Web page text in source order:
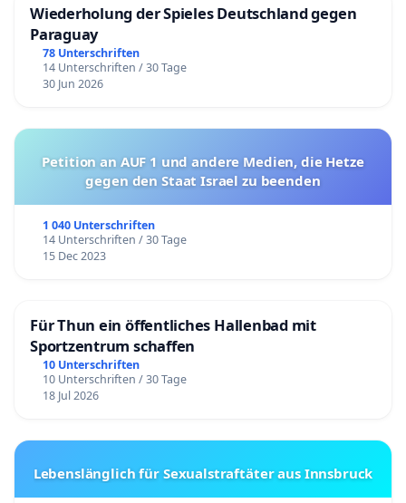
Wiederholung der Spieles Deutschland gegen
Paraguay
78 Unterschriften
14 Unterschriften / 30 Tage
30 Jun 2026
Petition an AUF 1 und andere Medien, die Hetze
gegen den Staat Israel zu beenden
1 040 Unterschriften
14 Unterschriften / 30 Tage
15 Dec 2023
Für Thun ein öffentliches Hallenbad mit
Sportzentrum schaffen
10 Unterschriften
10 Unterschriften / 30 Tage
18 Jul 2026
Lebenslänglich für Sexualstraftäter aus Innsbruck